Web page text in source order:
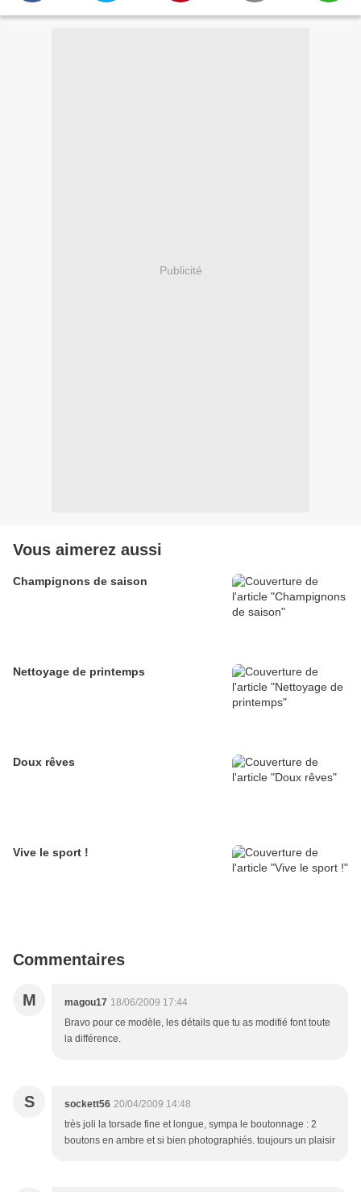
Publicité
Vous aimerez aussi
Champignons de saison
Nettoyage de printemps
Doux rêves
Vive le sport !
Commentaires
M magou17 18/06/2009 17:44
Bravo pour ce modèle, les détails que tu as modifié font toute
la différence.
S sockett56 20/04/2009 14:48
très joli la torsade fine et longue, sympa le boutonnage : 2
boutons en ambre et si bien photographiés. toujours un plaisir